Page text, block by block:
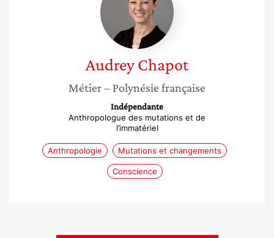
AudreyChapot
Métier– Polynésie française
Indépendante
Anthropologue des mutations et de
l’immatériel
Anthropologie Mutations et changements
Conscience